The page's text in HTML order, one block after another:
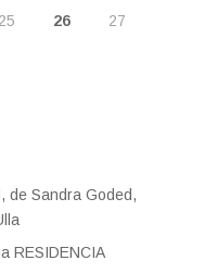
25 26 27
de Sandra Goded,
RESIDENCIA